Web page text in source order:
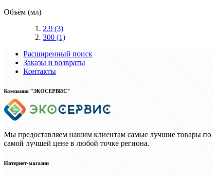
Объём (мл)
2.9 (3)
300 (1)
Расширенный поиск
Заказы и возвраты
Контакты
Компания "ЭКОСЕРВИС"
Мы предоставляем нашим клиентам самые лучшие товары по
самой лучшей цене в любой точке региона.
Интернет-магазин